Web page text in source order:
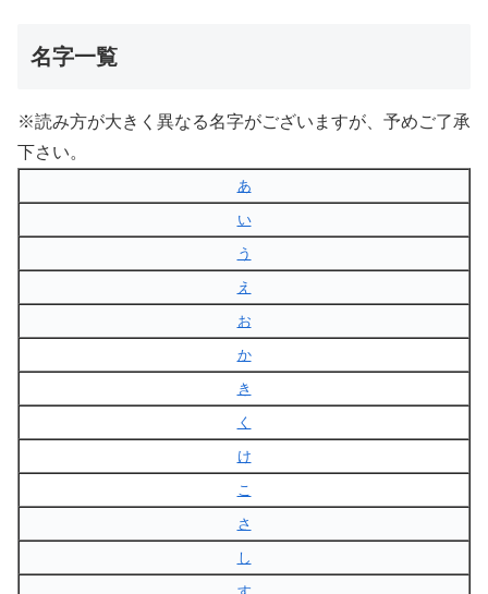
名字一覧
※読み方が大きく異なる名字がございますが、予めご了承
下さい。
あ
い
う
え
お
か
き
く
け
こ
さ
し